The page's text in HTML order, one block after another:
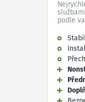
podle